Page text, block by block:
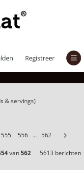
Registreer
& servings)
555 556 … 562
van562 5613 berichten